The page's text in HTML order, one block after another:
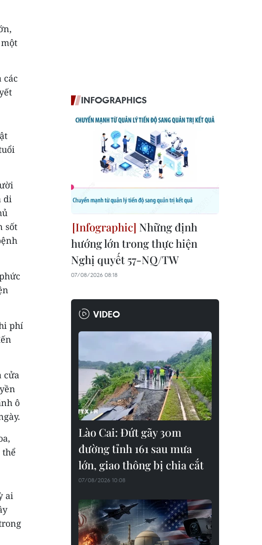
các
di
sốt
phí
cửa
ô
ai
INFOGRAPHICS
Những định
hướng lớn trong thực hiện
Nghị quyết 57-NQ/TW
07/08/2026 08:18
VIDEO
Lào Cai: Đứt gãy 30m
đường tỉnh 161 sau mưa
lớn, giao thông bị chia cắt
07/08/2026 10:08